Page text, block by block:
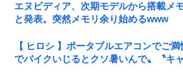
エヌビディア、次期モデルから搭載メ
と発表。突然メモリ余り始めるwww
【 ヒロシ 】ポータブルエアコンでご
でバイクいじるとクソ暑いんで〟〝キ